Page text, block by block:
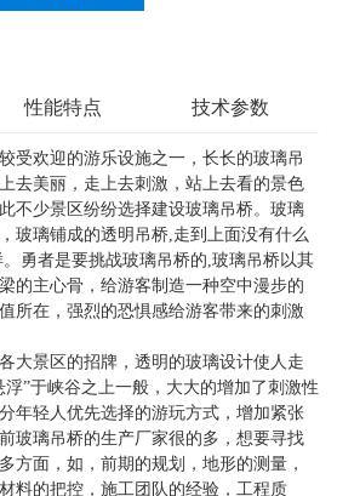
性能特点 技术参数
受欢迎的游乐设施之一，长长的玻璃吊
去美丽，走上去刺激，站上去看的景色
不少景区纷纷选择建设玻璃吊桥。玻璃
玻璃铺成的透明吊桥,走到上面没有什么
勇者是要挑战玻璃吊桥的,玻璃吊桥以其
的主心骨，给游客制造一种空中漫步的
所在，强烈的恐惧感给游客带来的刺激
大景区的招牌，透明的玻璃设计使人走
”于峡谷之上一般，大大的增加了刺激性
年轻人优先选择的游玩方式，增加紧张
玻璃吊桥的生产厂家很的多，想要寻找
方面，如，前期的规划，地形的测量，
料的把控，施工团队的经验，工程质